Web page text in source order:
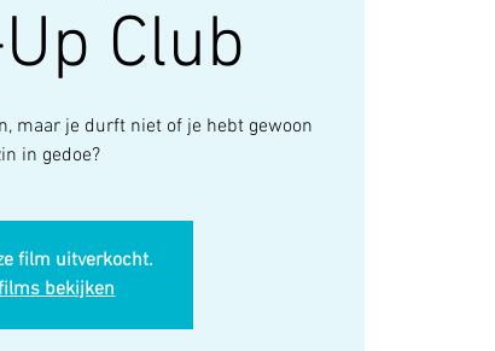
Club
maar je durft niet of je hebt gewoon
in gedoe?
film uitverkocht.
bekijken